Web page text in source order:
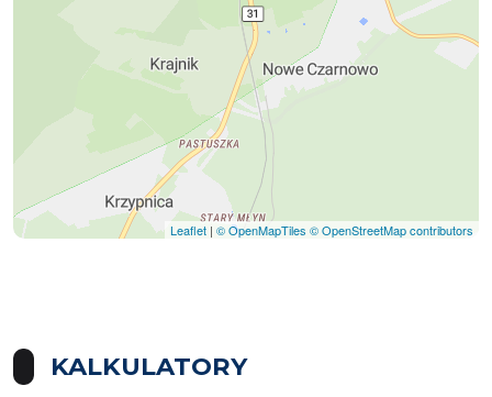
Leaflet | © OpenMapTiles © OpenStreetMap contributors
KALKULATORY